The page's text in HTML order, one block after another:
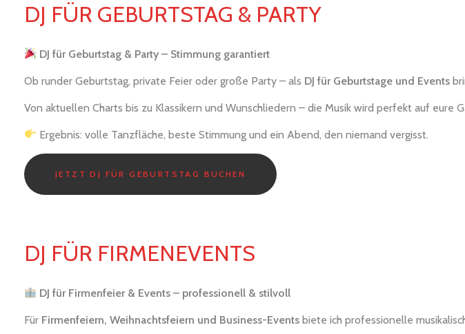
DJ FÜR GEBURTSTAG & PARTY
DJ für Geburtstag & Party – Stimmung garantiert
Ob runder Geburtstag, private Feier oder große Party – als DJ für Geburtstage und Events
Von aktuellen Charts bis zu Klassikern und Wunschliedern – die Musik wird perfekt auf eure
Ergebnis: volle Tanzfläche, beste Stimmung und ein Abend, den niemand vergisst.
JETZT DJ FÜR GEBURTSTAG BUCHEN
DJ FÜR FIRMENEVENTS
DJ für Firmenfeier & Events – professionell & stilvoll
Für Firmenfeiern, Weihnachtsfeiern und Business-Events biete ich professionelle